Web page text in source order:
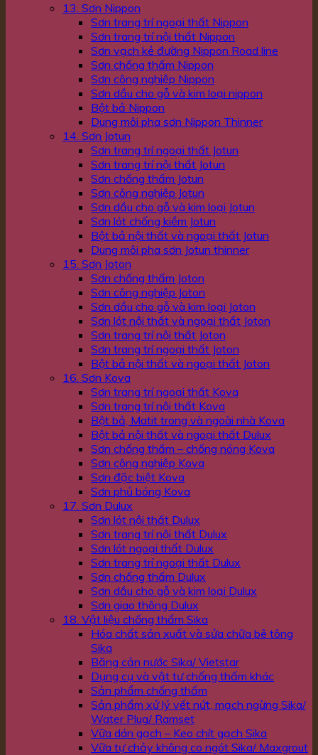
13. Sơn Nippon
Sơn trang trí ngoại thất Nippon
Sơn trang trí nội thất Nippon
Sơn vạch kẻ đường Nippon Road line
Sơn chống thấm Nippon
Sơn công nghiệp Nippon
Sơn dầu cho gỗ và kim loại nippon
Bột bả Nippon
Dung môi pha sơn Nippon Thinner
14. Sơn Jotun
Sơn trang trí ngoại thất Jotun
Sơn trang trí nội thất Jotun
Sơn chống thấm Jotun
Sơn công nghiệp Jotun
Sơn dầu cho gỗ và kim loại Jotun
Sơn lót chống kiềm Jotun
Bột bả nội thất và ngoại thất Jotun
Dung môi pha sơn Jotun thinner
15. Sơn Joton
Sơn chống thấm Joton
Sơn công nghiệp Joton
Sơn dầu cho gỗ và kim loại Joton
Sơn lót nội thất và ngoại thất Joton
Sơn trang trí nội thất Joton
Sơn trang trí ngoại thất Joton
Bột bả nội thất và ngoại thất Joton
16. Sơn Kova
Sơn trang trí ngoại thất Kova
Sơn trang trí nội thất Kova
Bột bả, Matit trong và ngoài nhà Kova
Bột bả nội thất và ngoại thất Dulux
Sơn chống thấm – chống nóng Kova
Sơn công nghiệp Kova
Sơn đặc biệt Kova
Sơn phủ bóng Kova
17. Sơn Dulux
Sơn lót nội thất Dulux
Sơn trang trí nội thất Dulux
Sơn lót ngoại thất Dulux
Sơn trang trí ngoại thất Dulux
Sơn chống thấm Dulux
Sơn dầu cho gỗ và kim loại Dulux
Sơn giao thông Dulux
18. Vật liệu chống thấm Sika
Hóa chất sản xuất và sửa chữa bê tông
Sika
Băng cản nước Sika/ Vietstar
Dụng cụ và vật tư chống thấm khác
Sản phẩm chống thấm
Sản phẩm xử lý vết nứt, mạch ngừng Sika/
Water Plug/ Ramset
Vữa dán gạch – Keo chít gạch Sika
Vữa tự chảy không co ngót Sika/ Maxgrout